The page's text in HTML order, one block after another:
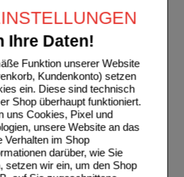
Ihre Daten!
Funktion unserer Website
Kundenkonto) setzen
ein. Diese sind technisch
Shop überhaupt funktioniert.
uns Cookies, Pixel und
unsere Website an das
Verhalten im Shop
darüber, wie Sie
setzen wir ein, um den Shop